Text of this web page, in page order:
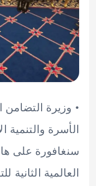
التضامن
والتنمية
على هامش
الثانية للتنمية